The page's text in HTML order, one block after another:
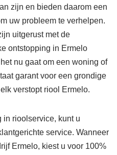
zijn en bieden daarom een
uw probleem te verhelpen.
uitgerust met de
ontstopping in Ermelo
nu gaat om een woning of
garant voor een grondige
verstopt riool Ermelo.
in rioolservice, kunt u
service. Wanneer
Ermelo, kiest u voor 100%